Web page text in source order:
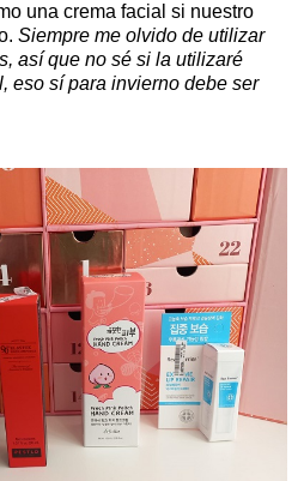
una crema facial si nuestro
Siempre me olvido de utilizar
así que no sé si la utilizaré
eso sí para invierno debe ser